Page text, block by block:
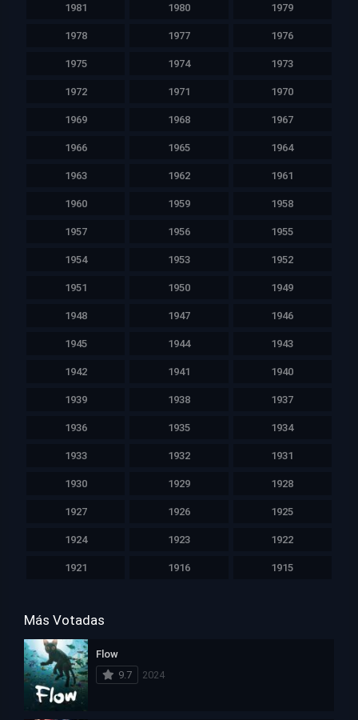
1981 1980 1979
1978 1977 1976
1975 1974 1973
1972 1971 1970
1969 1968 1967
1966 1965 1964
1963 1962 1961
1960 1959 1958
1957 1956 1955
1954 1953 1952
1951 1950 1949
1948 1947 1946
1945 1944 1943
1942 1941 1940
1939 1938 1937
1936 1935 1934
1933 1932 1931
1930 1929 1928
1927 1926 1925
1924 1923 1922
1921 1916 1915
Más Votadas
Flow
9.7
2024